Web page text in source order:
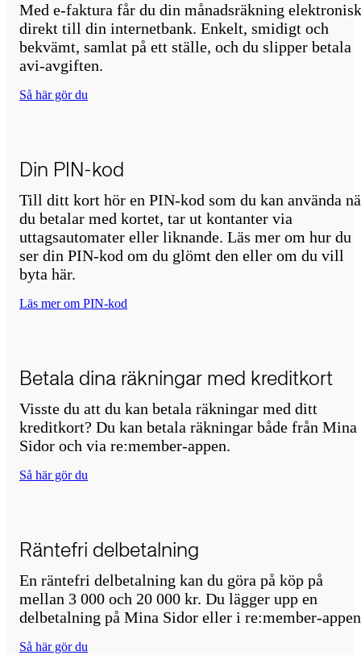
Med e-faktura får du din månadsräkning
direkt till din internetbank. Enkelt, smidigt och
bekvämt, samlat på ett ställe, och du slipper betala
avi-avgiften.
Så här gör du
Din PIN-kod
Till ditt kort hör en PIN-kod som du kan använda
du betalar med kortet, tar ut kontanter via
uttagsautomater eller liknande. Läs mer om hur du
ser din PIN-kod om du glömt den eller om du vill
byta här.
Läs mer om PIN-kod
Betala dina räkningar med kreditkort
Visste du att du kan betala räkningar med ditt
kreditkort? Du kan betala räkningar både från Mina
Sidor och via re:member-appen.
Så här gör du
Räntefri delbetalning
En räntefri delbetalning kan du göra på köp på
mellan 3 000 och 20 000 kr. Du lägger upp en
delbetalning på Mina Sidor eller i re:member-
Så här gör du